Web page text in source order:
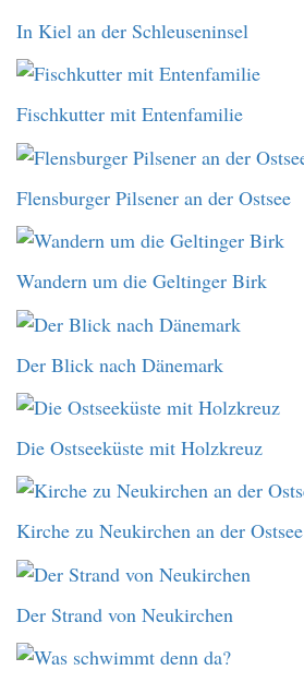
In Kiel an der Schleuseninsel
Fischkutter mit Entenfamilie
Flensburger Pilsener an der Ostsee
Wandern um die Geltinger Birk
Der Blick nach Dänemark
Die Ostseeküste mit Holzkreuz
Kirche zu Neukirchen an der Ostsee
Der Strand von Neukirchen